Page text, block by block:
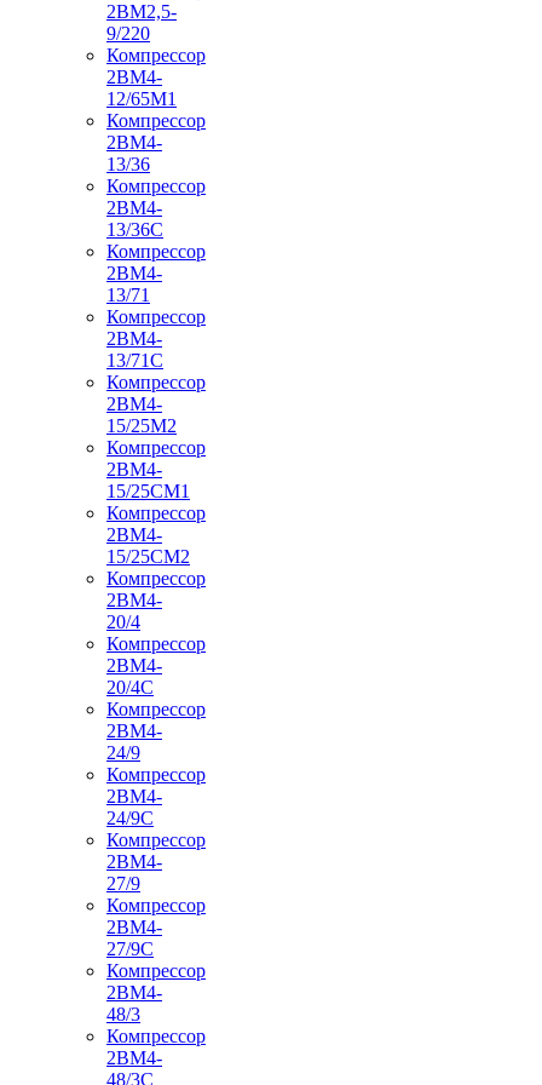
2ВМ2,5-
9/220
Компрессор
2ВМ4-
12/65М1
Компрессор
2ВМ4-
13/36
Компрессор
2ВМ4-
13/36С
Компрессор
2ВМ4-
13/71
Компрессор
2ВМ4-
13/71С
Компрессор
2ВМ4-
15/25М2
Компрессор
2ВМ4-
15/25СМ1
Компрессор
2ВМ4-
15/25СМ2
Компрессор
2ВМ4-
20/4
Компрессор
2ВМ4-
20/4С
Компрессор
2ВМ4-
24/9
Компрессор
2ВМ4-
24/9С
Компрессор
2ВМ4-
27/9
Компрессор
2ВМ4-
27/9С
Компрессор
2ВМ4-
48/3
Компрессор
2ВМ4-
48/3С